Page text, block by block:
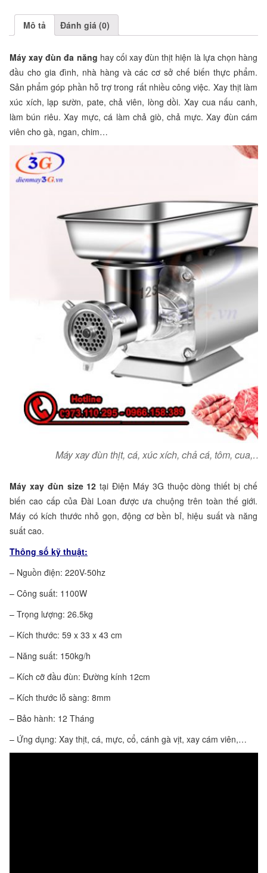
Mô tả Đánh giá (0)
Máy xay đùn đa năng hay cối xay đùn thịt hiện là lựa chọn hàng
đầu cho gia đình, nhà hàng và các cơ sở chế biến thực phẩm.
Sản phẩm góp phần hỗ trợ trong rất nhiều công việc. Xay thịt làm
xúc xích, lạp sườn, pate, chả viên, lòng dồi. Xay cua nấu canh,
làm bún riêu. Xay mực, cá làm chả giò, chả mực. Xay đùn cám
viên cho gà, ngan, chim…
Máy xay đùn thịt, cá, xúc xích, chả cá, tôm, cua,…
Máy xay đùn size 12 tại Điện Máy 3G thuộc dòng thiết bị chế
biến cao cấp của Đài Loan được ưa chuộng trên toàn thế giới.
Máy có kích thước nhỏ gọn, động cơ bền bỉ, hiệu suất và năng
suất cao.
Thông số kỹ thuật:
– Nguồn điện: 220V-50hz
– Công suất: 1100W
– Trọng lượng: 26.5kg
– Kích thước: 59 x 33 x 43 cm
– Năng suất: 150kg/h
– Kích cỡ đầu đùn: Đường kính 12cm
– Kích thước lỗ sàng: 8mm
– Bảo hành: 12 Tháng
– Ứng dụng: Xay thịt, cá, mực, cổ, cánh gà vịt, xay cám viên,…